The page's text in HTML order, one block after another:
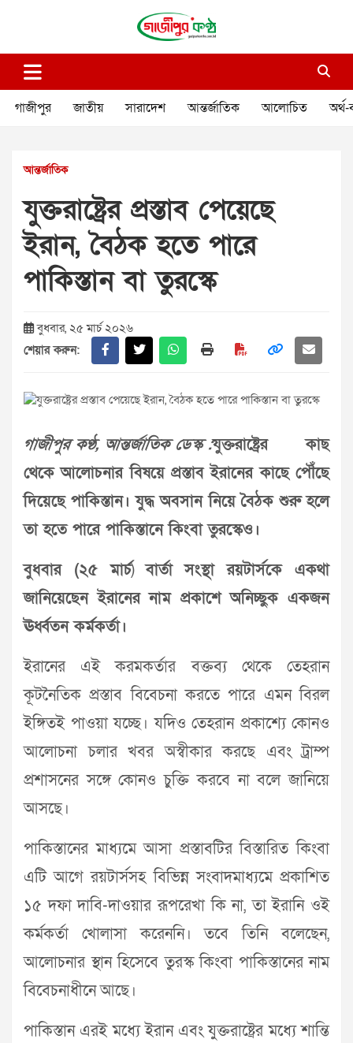
গাজীপুর কণ্ঠ
গাজীপুর জাতীয় সারাদেশ আন্তর্জাতিক আলোচিত অর্থ-
আন্তর্জাতিক
যুক্তরাষ্ট্রের প্রস্তাব পেয়েছে
ইরান, বৈঠক হতে পারে
পাকিস্তান বা তুরস্কে
বুধবার, ২৫ মার্চ ২০২৬
শেয়ার করুন:
গাজীপুর কণ্ঠ, আন্তর্জাতিক ডেস্ক :যুক্তরাষ্ট্রের কাছ
থেকে আলোচনার বিষয়ে প্রস্তাব ইরানের কাছে পৌঁছে
দিয়েছে পাকিস্তান। যুদ্ধ অবসান নিয়ে বৈঠক শুরু হলে
তা হতে পারে পাকিস্তানে কিংবা তুরস্কেও।
বুধবার (২৫ মার্চ)বার্তা সংস্থা রয়টার্সকে একথা
জানিয়েছেন ইরানের নাম প্রকাশে অনিচ্ছুক একজন
ঊর্ধ্বতন কর্মকর্তা।
ইরানের এই করমকর্তার বক্তব্য থেকে তেহরান
কূটনৈতিক প্রস্তাব বিবেচনা করতে পারে এমন বিরল
ইঙ্গিতই পাওয়া যচ্ছে। যদিও তেহরান প্রকাশ্যে কোনও
আলোচনা চলার খবর অস্বীকার করছে এবং ট্রাম্প
প্রশাসনের সঙ্গে কোনও চুক্তি করবে না বলে জানিয়ে
আসছে।
পাকিস্তানের মাধ্যমে আসা প্রস্তাবটির বিস্তারিত কিংবা
এটি আগে রয়টার্সসহ বিভিন্ন সংবাদমাধ্যমে প্রকাশিত
১৫ দফা দাবি-দাওয়ার রূপরেখা কি না, তা ইরানি ওই
কর্মকর্তা খোলাসা করেননি। তবে তিনি বলেছেন,
আলোচনার স্থান হিসেবে তুরস্ক কিংবা পাকিস্তানের নাম
বিবেচনাধীনে আছে।
পাকিস্তান এরই মধ্যে ইরান এবং যুক্তরাষ্ট্রের মধ্যে শান্তি